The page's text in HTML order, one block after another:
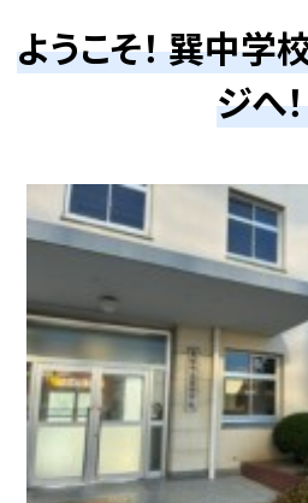
ようこそ！ 巽中学
ジへ！